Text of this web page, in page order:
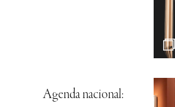
Agenda nacional: